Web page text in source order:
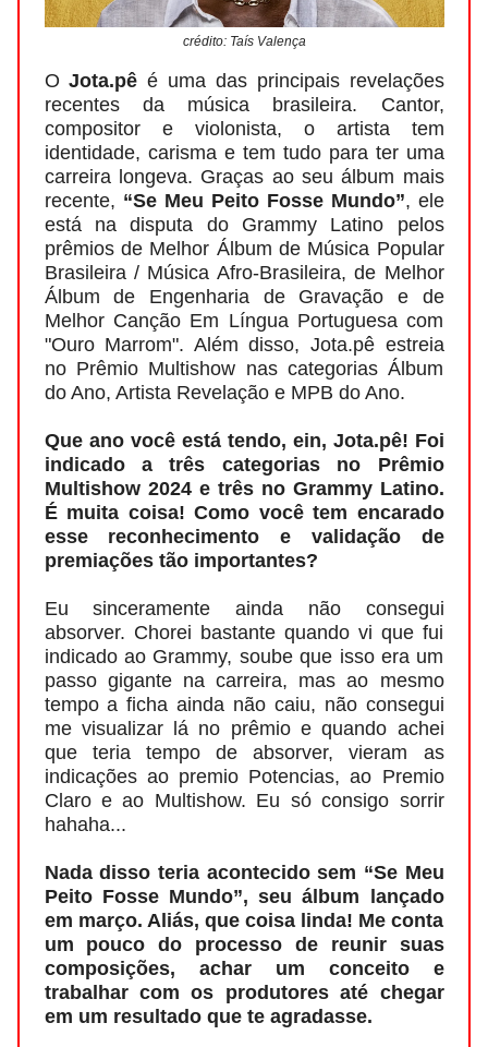
crédito: Taís Valença
OJota.pê é uma das principais revelações
recentes da música brasileira. Cantor,
compositor e violonista, o artista tem
identidade, carisma e tem tudo para ter uma
carreira longeva. Graças ao seu álbum mais
recente, “Se Meu Peito Fosse Mundo”, ele
está na disputa do Grammy Latino pelos
prêmios de Melhor Álbum de Música Popular
Brasileira / Música Afro-Brasileira, de Melhor
Álbum de Engenharia de Gravação e de
Melhor Canção Em Língua Portuguesa com
"Ouro Marrom". Além disso, Jota.pê estreia
no Prêmio Multishow nas categorias Álbum
do Ano, Artista Revelação e MPB do Ano.
Que ano você está tendo, ein, Jota.pê! Foi
indicado a três categorias no Prêmio
Multishow 2024 e três no Grammy Latino.
É muita coisa! Como você tem encarado
esse reconhecimento e validação de
premiações tão importantes?
Eu sinceramente ainda não consegui
absorver. Chorei bastante quando vi que fui
indicado ao Grammy, soube que isso era um
passo gigante na carreira, mas ao mesmo
tempo a ficha ainda não caiu, não consegui
me visualizar lá no prêmio e quando achei
que teria tempo de absorver, vieram as
indicações ao premio Potencias, ao Premio
Claro e ao Multishow. Eu só consigo sorrir
hahaha...
Nada disso teria acontecido sem “Se Meu
Peito Fosse Mundo”, seu álbum lançado
em março. Aliás, que coisa linda! Me conta
um pouco do processo de reunir suas
composições, achar um conceito e
trabalhar com os produtores até chegar
em um resultado que te agradasse.